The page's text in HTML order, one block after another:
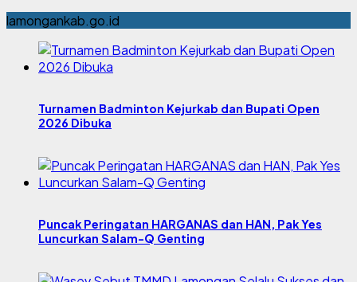
lamongankab.go.id
Turnamen Badminton Kejurkab dan Bupati Open
2026 Dibuka
Puncak Peringatan HARGANAS dan HAN, Pak Yes
Luncurkan Salam-Q Genting